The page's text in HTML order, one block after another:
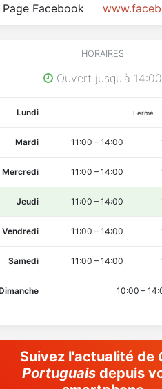
Page Facebook
HORAIRES
Ouvert jusqu'à 14:00
Lundi Fermé
Mardi 11:00 – 14:00
Mercredi 11:00 – 14:00
Jeudi 11:00 – 14:00
Vendredi 11:00 – 14:00
Samedi 11:00 – 14:00
10:00 –
Suivez l'actualité de
Portuguais depuis